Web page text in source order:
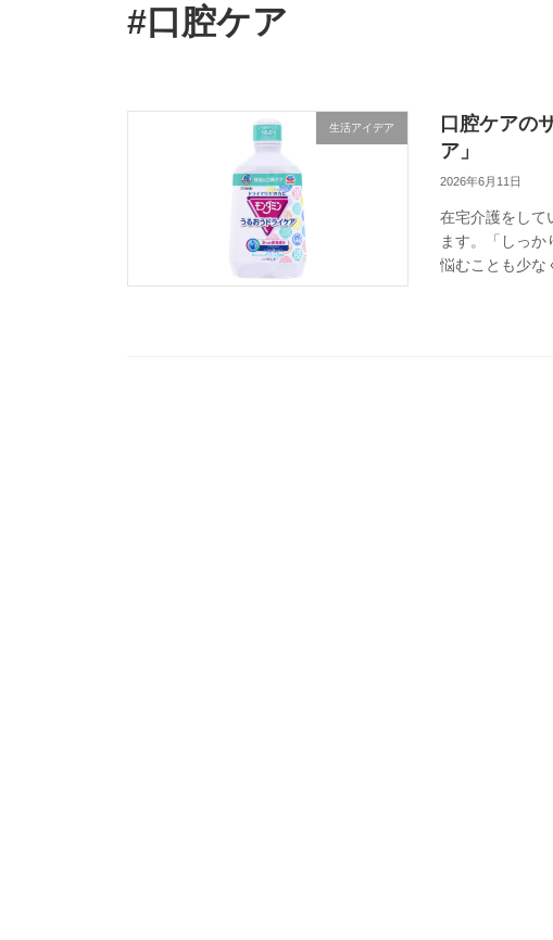
#口腔ケア
生活アイデア
口腔ケアの
ア」
2026年6月11日
在宅介護をして
ます。「しっ
悩むことも少な